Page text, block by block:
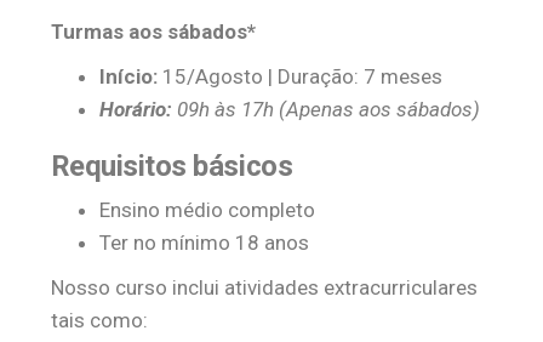
Turmas aos sábados*
Início:15/Agosto | Duração: 7 meses
Horário: 09h às 17h (Apenas aos sábados)
Requisitos básicos
Ensino médio completo
Ter no mínimo 18 anos
Nosso curso inclui atividades extracurriculares
tais como: